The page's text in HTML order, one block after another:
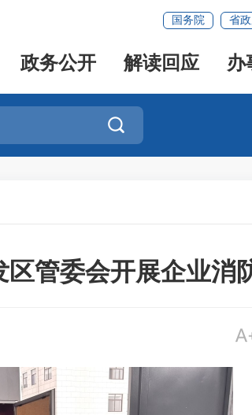
国务院 省
政务公开 解读回应 办

管委会开展企业消